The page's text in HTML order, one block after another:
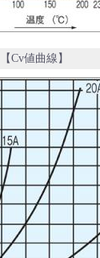
【Cv値曲線】